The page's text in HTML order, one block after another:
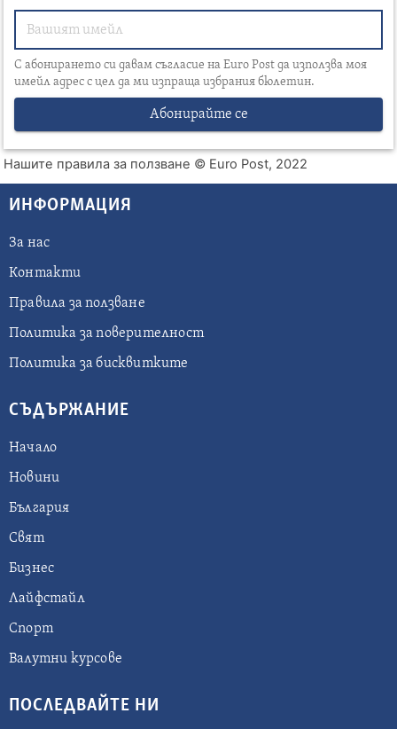
С абонирането си давам съгласие на Euro Post да използва моя
имейл адрес с цел да ми изпраща избрания бюлетин.
Абонирайте се
Нашите правила за ползване © Euro Post, 2022
ИНФОРМАЦИЯ
За нас
Контакти
Правила за ползване
Политика за поверителност
Политика за бисквитките
СЪДЪРЖАНИЕ
Начало
Новини
България
Свят
Бизнес
Лайфстайл
Спорт
Валутни курсове
ПОСЛЕДВАЙТЕ НИ